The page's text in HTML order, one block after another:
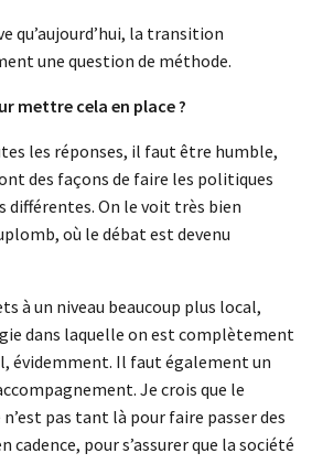
qu’aujourd’hui, la transition
une question de méthode.
mettre cela en place ?
les réponses, il faut être humble,
des façons de faire les politiques
différentes. On le voit très bien
où le débat est devenu
à un niveau beaucoup plus local,
dans laquelle on est complètement
évidemment. Il faut également un
Je crois que le
pas tant là pour faire passer des
cadence, pour s’assurer que la société